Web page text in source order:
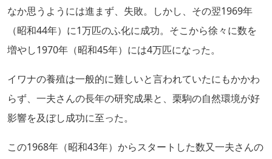
なか思うようには進まず、失敗。しかし、その翌1969年
（昭和44年）に1万匹のふ化に成功。そこから徐々に数を
増やし1970年（昭和45年）には4万匹になった。
イワナの養殖は一般的に難しいと言われていたにもかかわ
らず、一夫さんの長年の研究成果と、栗駒の自然環境が好
影響を及ぼし成功に至った。
この1968年（昭和43年）からスタートした数又一夫さんの